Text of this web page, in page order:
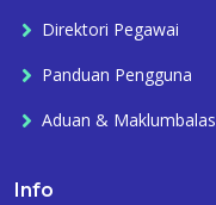
Direktori Pegawai
Panduan Pengguna
Aduan & Maklumbalas
Info